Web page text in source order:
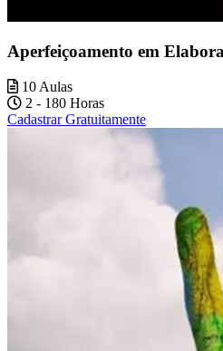
Aperfeiçoamento em
10 Aulas
2 - 180 Horas
Cadastrar Gratuitamente